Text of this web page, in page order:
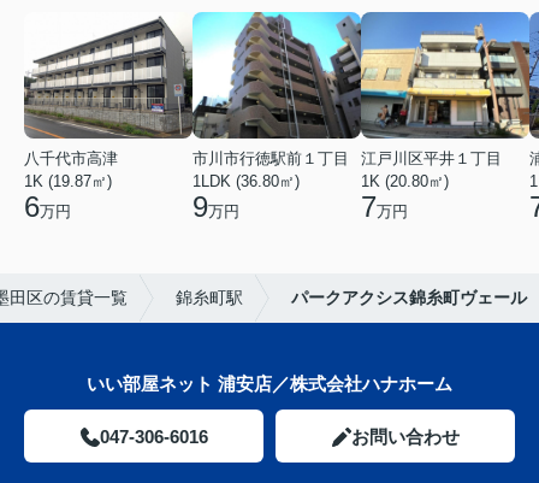
八千代市高津
1K (19.87㎡)
6万円
市川市行徳駅前１丁目
1LDK (36.80㎡)
9万円
江戸川区平井１丁目
1K (20.80㎡)
7万円
田区の賃貸一覧 錦糸町駅 パークアクシス錦糸町ヴェール
いい部屋ネット 浦安店／株式会社ハナホーム
047-306-6016 お問い合わせ